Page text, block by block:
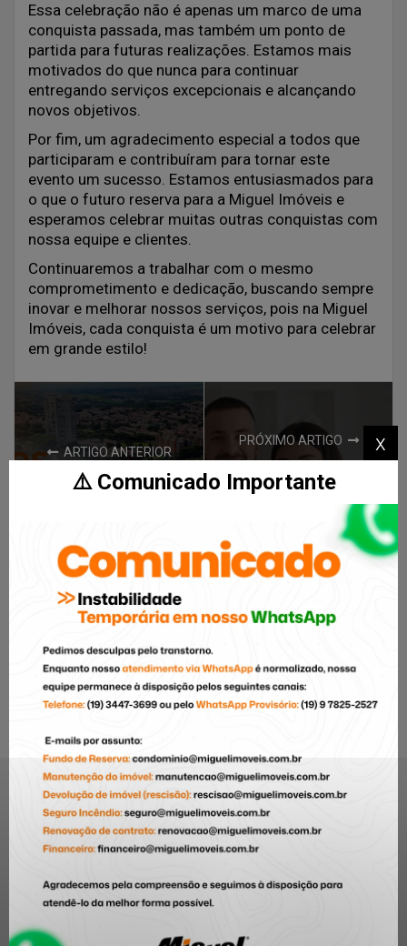
Essa celebração não é apenas um marco de uma
conquista passada, mas também um ponto de
partida para futuras realizações. Estamos mais
motivados do que nunca para continuar
entregando serviços excepcionais e alcançando
novos objetivos.
Por fim, um agradecimento especial a todos que
participaram e contribuíram para tornar este
evento um sucesso. Estamos entusiasmados para
o que o futuro reserva para a Miguel Imóveis e
esperamos celebrar muitas outras conquistas com
nossa equipe e clientes.
Continuaremos a trabalhar com o mesmo
comprometimento e dedicação, buscando sempre
inovar e melhorar nossos serviços, pois na Miguel
Imóveis, cada conquista é um motivo para celebrar
em grande estilo!
ARTIGO ANTERIOR
Piracicaba em
Valorizando os
Imóveis na Cidade (e
Como Aproveitar)
PRÓXIMO ARTIGO
Fiador, seguro fiança
ou título de
capitalização?
Entenda as garantias
de alugue, e escolha
locação de imóvel.
MIGUEL IMÓVEIS
🥇+ 45 anos conectando pessoas aos imóveis certos
🏠 Locação, vendas, lançamentos e administração
📂 CRECI 005982-J
x
⚠️ Comunicado Importante